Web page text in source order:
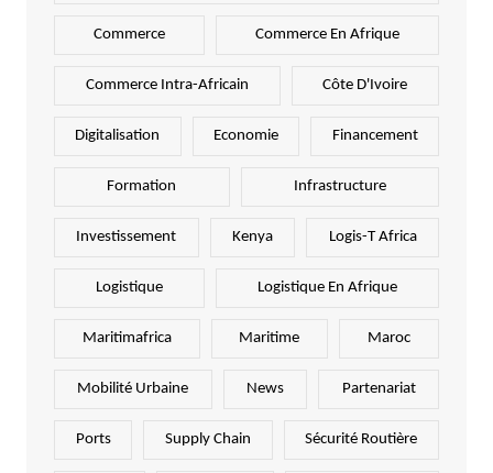
Commerce Commerce En Afrique
Commerce Intra-Africain Côte D'Ivoire
Digitalisation Economie Financement
Formation Infrastructure
Investissement Kenya Logis-T Africa
Logistique Logistique En Afrique
Maritimafrica Maritime Maroc
Mobilité Urbaine News Partenariat
Ports Supply Chain Sécurité Routière